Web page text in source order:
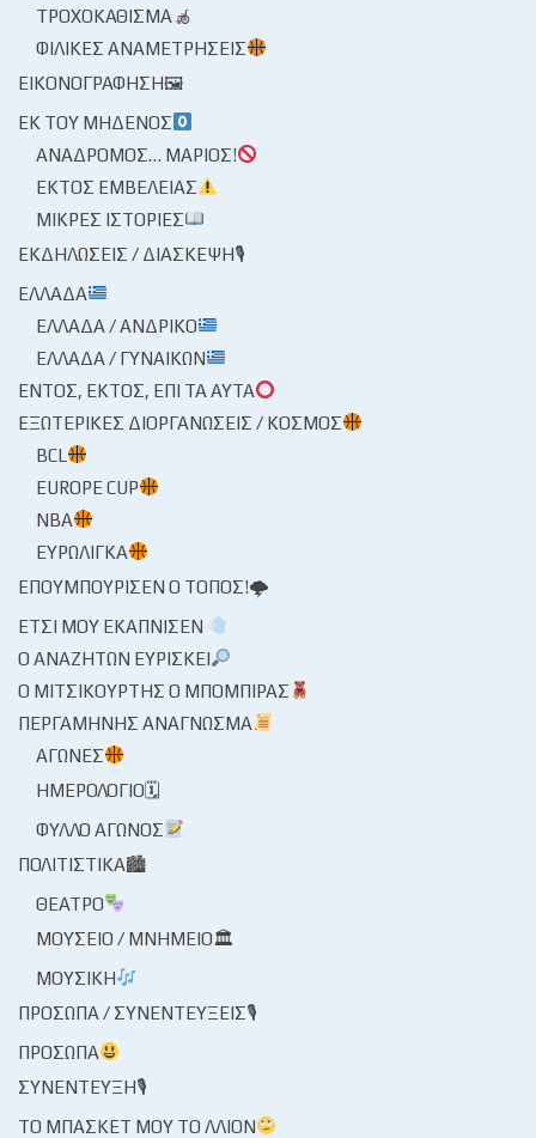
ΤΡΟΧΟΚΆΘΙΣΜΑ
ΦΙΛΙΚΈΣ ΑΝΑΜΕΤΡΉΣΕΙΣ
ΕΙΚΟΝΟΓΡΆΦΗΣΗ🖼
ΕΚ ΤΟΥ ΜΗΔΕΝΌΣ
ΑΝΆΔΡΟΜΟΣ… ΜΆΡΙΟΣ!
ΕΚΤΌΣ ΕΜΒΈΛΕΙΑΣ
ΜΙΚΡΈΣ ΙΣΤΟΡΊΕΣ
ΕΚΔΗΛΏΣΕΙΣ / ΔΙΆΣΚΕΨΗ🎙
ΕΛΛΆΔΑ
ΕΛΛΆΔΑ / ΑΝΔΡΙΚΌ
ΕΛΛΆΔΑ / ΓΥΝΑΙΚΏΝ
ΕΝΤΌΣ, ΕΚΤΌΣ, ΕΠΊ ΤΑ ΑΥΤΆ
ΕΞΩΤΕΡΙΚΈΣ ΔΙΟΡΓΑΝΏΣΕΙΣ / ΚΌΣΜΟΣ
BCL
EUROPE CUP
NBA
ΕΥΡΩΛΊΓΚΑ
ΕΠΟΥΜΠΟΎΡΙΣΕΝ Ο ΤΌΠΟΣ!🌩
ΈΤΣΙ ΜΟΥ ΕΚΆΠΝΙΣΕΝ
Ο ΑΝΑΖΗΤΏΝ ΕΥΡΊΣΚΕΙ
Ο ΜΙΤΣΙΚΟΥΡΤΉΣ Ο ΜΠΌΜΠΙΡΑΣ
ΠΕΡΓΑΜΗΝΉΣ ΑΝΆΓΝΩΣΜΑ
ΑΓΏΝΕΣ
ΗΜΕΡΟΛΌΓΙΟ🗓
ΦΎΛΛΟ ΑΓΏΝΟΣ
ΠΟΛΙΤΙΣΤΙΚΆ🏙
ΘΈΑΤΡΟ
ΜΟΥΣΕΊΟ / ΜΝΗΜΕΊΟ🏛
ΜΟΥΣΙΚΉ
ΠΡΌΣΩΠΑ / ΣΥΝΕΝΤΕΎΞΕΙΣ🎙
ΠΡΌΣΩΠΑ
ΣΥΝΈΝΤΕΥΞΗ🎙
ΤΟ ΜΠΆΣΚΕΤ ΜΟΥ ΤΟ ΛΛΊΟΝ